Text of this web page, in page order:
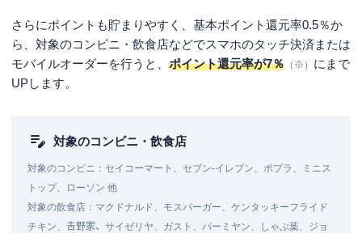
さらにポイントも貯まりやすく、基本ポイント還元率0.5％か
ら、対象のコンビニ・飲食店などでスマホのタッチ決済または
モバイルオーダーを行うと、 ポイント還元率が7％ （※） にまで
UPします。
対象のコンビニ・飲食店
対象のコンビニ：セイコーマート、セブン‐イレブン、ポプラ、ミニス
トップ、ローソン 他
対象の飲食店：マクドナルド、モスバーガー、ケンタッキーフライド
チキン、𠮷野家、サイゼリヤ、ガスト、バーミヤン、しゃぶ葉、ジョ